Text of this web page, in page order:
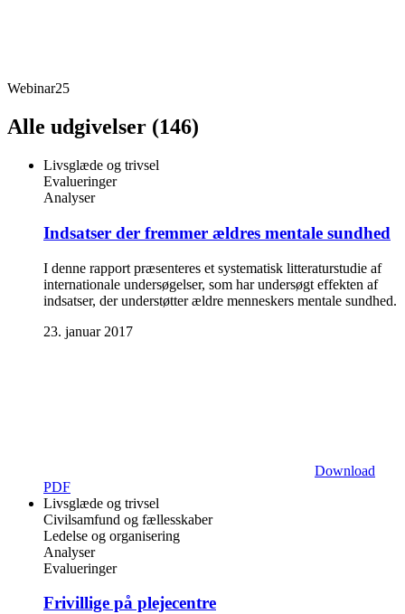
Webinar25
Alle udgivelser (146)
Livsglæde og trivsel
Evalueringer
Analyser
Indsatser der fremmer ældres mentale sundhed
I denne rapport præsenteres et systematisk litteraturstudie af
internationale undersøgelser, som har undersøgt effekten af
indsatser, der understøtter ældre menneskers mentale sundhed.
23. januar 2017
Download
PDF
Livsglæde og trivsel
Civilsamfund og fællesskaber
Ledelse og organisering
Analyser
Evalueringer
Frivillige på plejecentre